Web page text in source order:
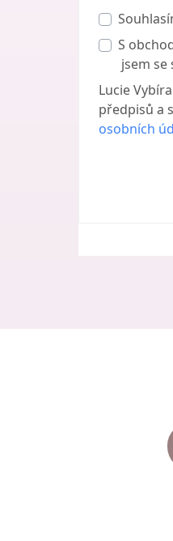
S
jsem se
Lucie
předpisů a
osobních